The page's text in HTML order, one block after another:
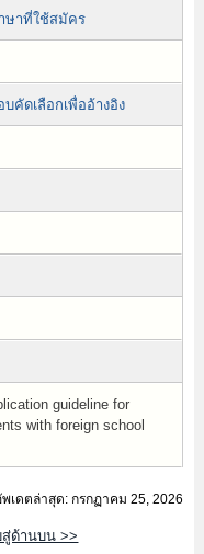
ษาที่ใช้สมัคร
คัดเลือกเพื่ออ้างอิง
guideline for
with foreign school
เดตล่าสุด: กรกฏาคม 25, 2026
สู่ด้านบน >>